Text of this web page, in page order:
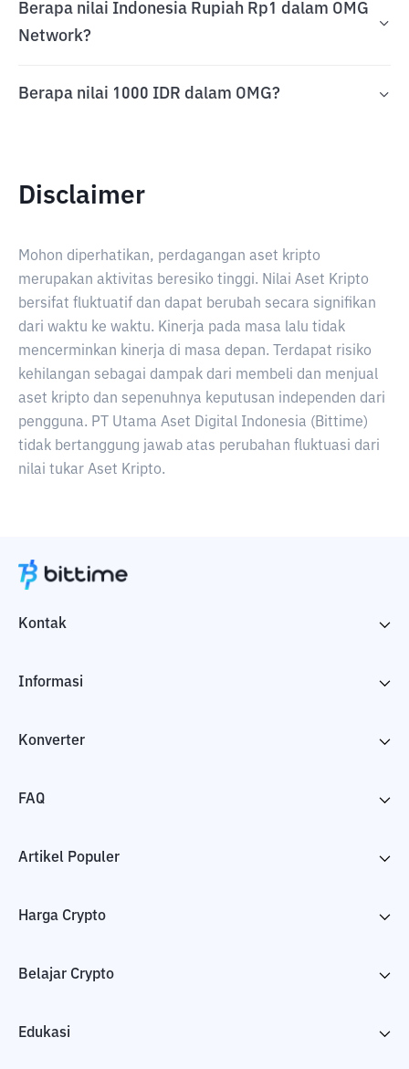
Berapa nilai Indonesia Rupiah Rp1 dalam OMG
Network?
Berapa nilai 1000 IDR dalam OMG?
Disclaimer
Mohon diperhatikan, perdagangan aset kripto
merupakan aktivitas beresiko tinggi. Nilai Aset Kripto
bersifat fluktuatif dan dapat berubah secara signifikan
dari waktu ke waktu. Kinerja pada masa lalu tidak
mencerminkan kinerja di masa depan. Terdapat risiko
kehilangan sebagai dampak dari membeli dan menjual
aset kripto dan sepenuhnya keputusan independen dari
pengguna. PT Utama Aset Digital Indonesia (Bittime)
tidak bertanggung jawab atas perubahan fluktuasi dari
nilai tukar Aset Kripto.
Kontak
Informasi
Konverter
FAQ
Artikel Populer
Harga Crypto
Belajar Crypto
Edukasi